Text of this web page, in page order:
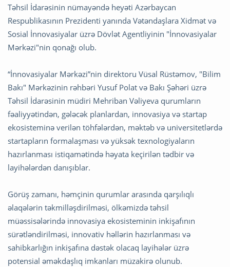
Təhsil İdarəsinin nümayəndə heyəti Azərbaycan
Respublikasının Prezidenti yanında Vətəndaşlara Xidmət və
Sosial İnnovasiyalar üzrə Dövlət Agentliyinin "İnnovasiyalar
Mərkəzi"nin qonağı olub.
“İnnovasiyalar Mərkəzi”nin direktoru Vüsal Rüstəmov, "Bilim
Bakı" Mərkəzinin rəhbəri Yusuf Polat və Bakı Şəhəri üzrə
Təhsil İdarəsinin müdiri Mehriban Vəliyeva qurumların
fəaliyyətindən, gələcək planlardan, innovasiya və startap
ekosisteminə verilən töhfələrdən, məktəb və universitetlərdə
startapların formalaşması və yüksək texnologiyaların
hazırlanması istiqamətində həyata keçirilən tədbir və
layihələrdən danışıblar.
Görüş zamanı, həmçinin qurumlar arasında qarşılıqlı
əlaqələrin təkmilləşdirilməsi, ölkəmizdə təhsil
müəssisələrində innovasiya ekosisteminin inkişafının
sürətləndirilməsi, innovativ həllərin hazırlanması və
sahibkarlığın inkişafına dəstək olacaq layihələr üzrə
potensial əməkdaşlıq imkanları müzakirə olunub.